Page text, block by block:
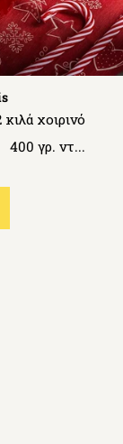
χοιρινό
400 γρ. ντ...